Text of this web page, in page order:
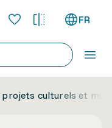
FR
projets culturels et